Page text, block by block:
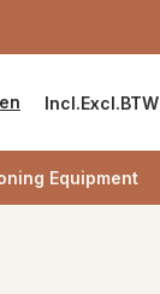
Incl.Excl.BTW
Equipment